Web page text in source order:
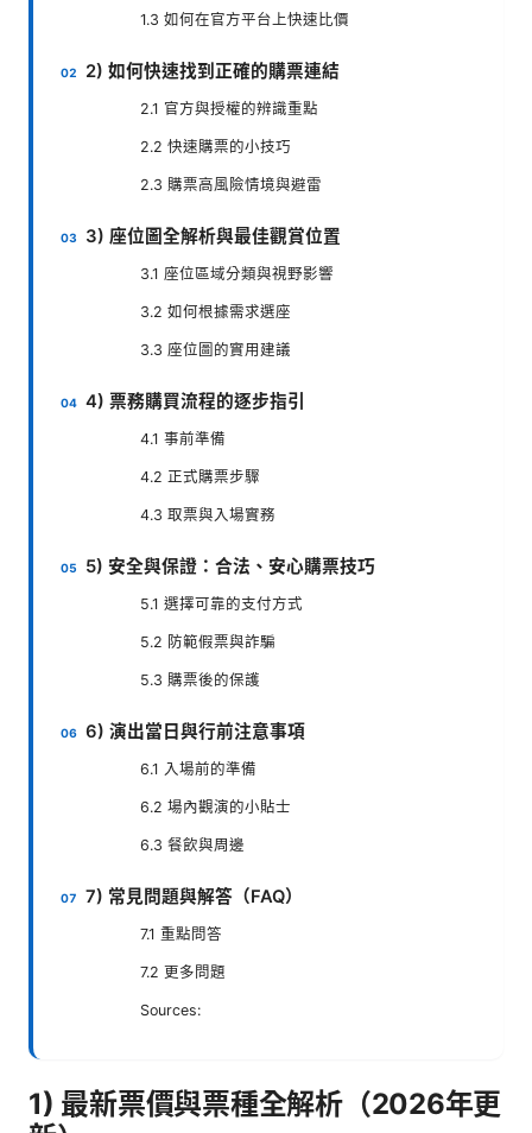
1.3 如何在官方平台上快速比價
2) 如何快速找到正確的購票連結
2.1 官方與授權的辨識重點
2.2 快速購票的小技巧
2.3 購票高風險情境與避雷
3) 座位圖全解析與最佳觀賞位置
3.1 座位區域分類與視野影響
3.2 如何根據需求選座
3.3 座位圖的實用建議
4) 票務購買流程的逐步指引
4.1 事前準備
4.2 正式購票步驟
4.3 取票與入場實務
5) 安全與保證：合法、安心購票技巧
5.1 選擇可靠的支付方式
5.2 防範假票與詐騙
5.3 購票後的保護
6) 演出當日與行前注意事項
6.1 入場前的準備
6.2 場內觀演的小貼士
6.3 餐飲與周邊
7) 常見問題與解答（FAQ）
7.1 重點問答
7.2 更多問題
Sources:
1) 最新票價與票種全解析（2026年更